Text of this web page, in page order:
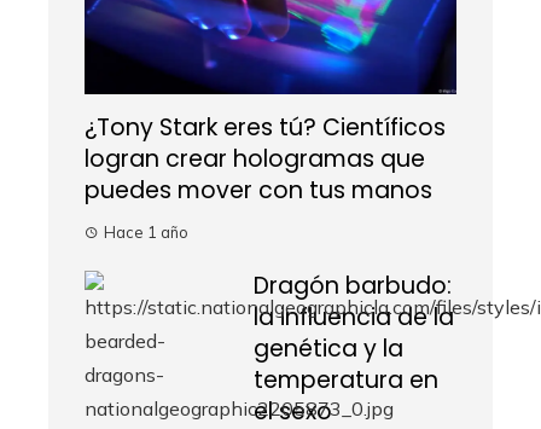
¿Tony Stark eres tú? Científicos
logran crear hologramas que
puedes mover con tus manos
Hace 1 año
Dragón barbudo:
la influencia de la
genética y la
temperatura en
el sexo